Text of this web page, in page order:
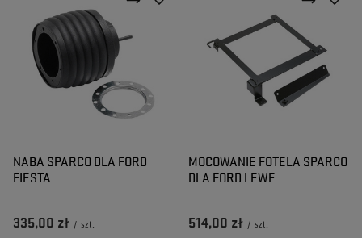
NABA SPARCO DLA FORD
FIESTA
335,00 zł / szt.
MOCOWANIE FOTELA SPARCO
DLA FORD LEWE
514,00 zł / szt.